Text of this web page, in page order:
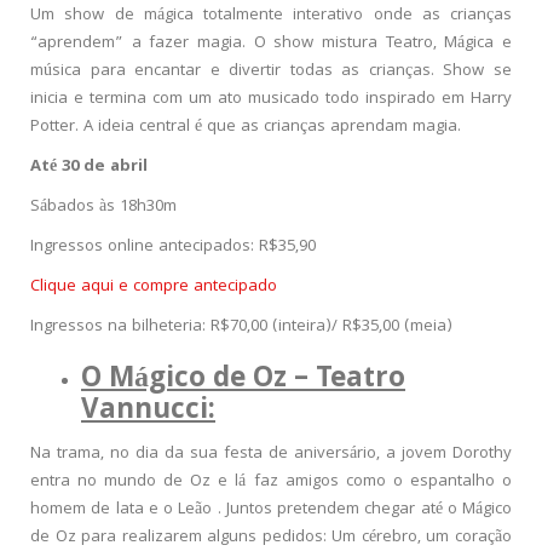
Um show de mágica totalmente interativo onde as crianças
“aprendem” a fazer magia. O show mistura Teatro, Mágica e
música para encantar e divertir todas as crianças. Show se
inicia e termina com um ato musicado todo inspirado em Harry
Potter. A ideia central é que as crianças aprendam magia.
Até 30 de abril
Sábados às 18h30m
Ingressos online antecipados: R$35,90
Clique aqui e compre antecipado
Ingressos na bilheteria: R$70,00 (inteira)/ R$35,00 (meia)
O Mágico de Oz – Teatro
Vannucci:
Na trama, no dia da sua festa de aniversário, a jovem Dorothy
entra no mundo de Oz e lá faz amigos como o espantalho o
homem de lata e o Leão . Juntos pretendem chegar até o Mágico
de Oz para realizarem alguns pedidos: Um cérebro, um coração